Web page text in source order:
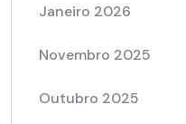
Janeiro 2026
Novembro 2025
Outubro 2025